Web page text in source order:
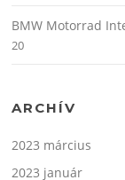
BMW Motorrad
20
ARCHÍV
2023 március
2023 január